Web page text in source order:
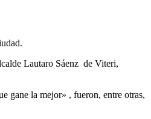
Lautaro Sáenz de Viteri,
gane la mejor» , fueron, entre otras,